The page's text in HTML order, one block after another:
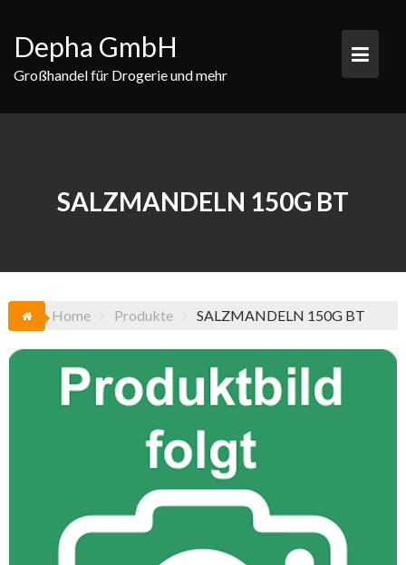
content
Depha GmbH
Großhandel für Drogerie und mehr
SALZMANDELN 150G BT
Home Produkte SALZMANDELN 150G BT